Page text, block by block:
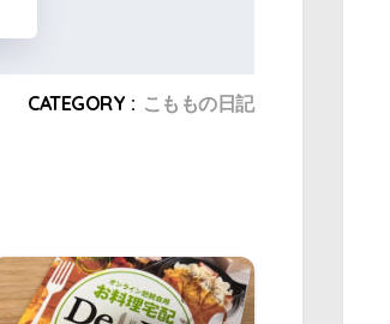
CATEGORY : こももの日記